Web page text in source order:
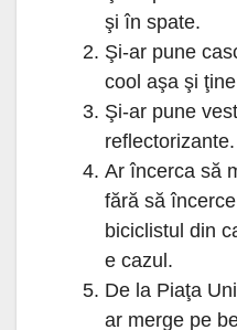
şi în spate.
Şi-ar pune
cool aşa şi
Şi-ar pune
reflectorizante.
Ar încerca să
fără să
biciclistul din
e cazul.
De la Piaţa
ar merge pe